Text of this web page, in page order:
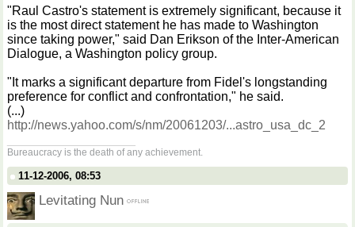
"Raul Castro's statement is extremely significant, because it
is the most direct statement he has made to Washington
since taking power," said Dan Erikson of the Inter-American
Dialogue, a Washington policy group.
"It marks a significant departure from Fidel's longstanding
preference for conflict and confrontation," he said.
(...)
http://news.yahoo.com/s/nm/20061203/...astro_usa_dc_2
Bureaucracy is the death of any achievement.
11-12-2006, 08:53
Levitating Nun